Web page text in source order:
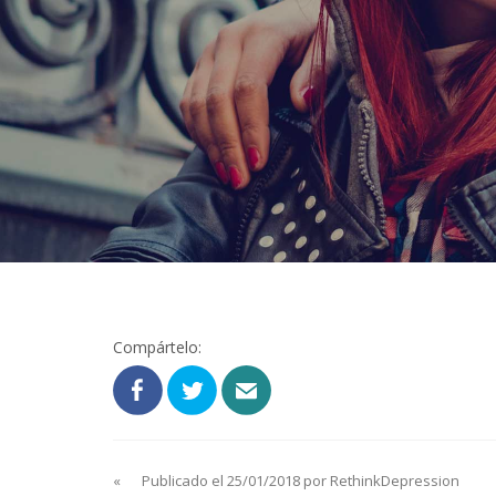
Compártelo:
« Publicado el 25/01/2018 por RethinkDepression